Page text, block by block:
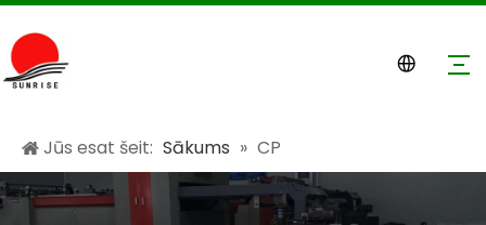
Jūs esat šeit: Sākums » CP